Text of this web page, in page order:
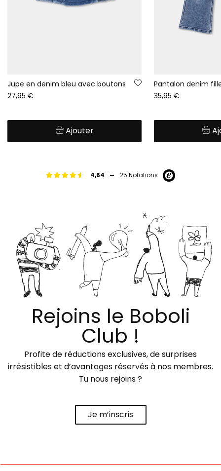
Jupe en denim bleu avec boutons
27,95 €
Ajouter
35,95 €
4,64 - 25 Notations
Rejoins le Boboli
Club !
Profite de réductions exclusives, de surprises
irrésistibles et d’avantages réservés à nos membres.
Tu nous rejoins ?
Je m’inscris